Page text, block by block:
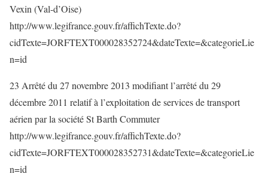
Vexin (Val-d’Oise)
http://www.legifrance.gouv.fr/affichTexte.do?
cidTexte=JORFTEXT000028352724&dateTexte=&categorieLie
n=id
23 Arrêté du 27 novembre 2013 modifiant l’arrêté du 29
décembre 2011 relatif à l’exploitation de services de transport
aérien par la société St Barth Commuter
http://www.legifrance.gouv.fr/affichTexte.do?
cidTexte=JORFTEXT000028352731&dateTexte=&categorieLie
n=id